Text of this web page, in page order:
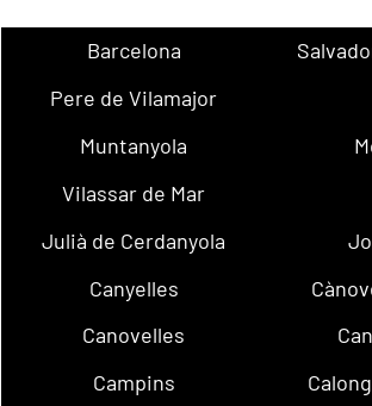
Barcelona
Pere de Vilamajor
Muntanyola
Vilassar de Mar
Julià de Cerdanyola
Canyelles
Canovelles
Campins